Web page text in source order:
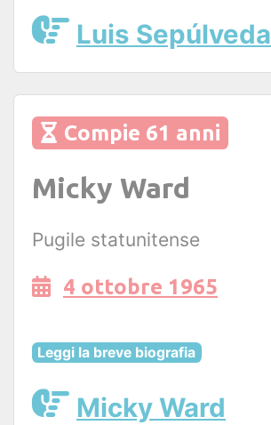
Luis Sepúlveda
Compie 61 anni
Micky Ward
Pugile statunitense
4 ottobre 1965
Leggi la breve biografia
Micky Ward